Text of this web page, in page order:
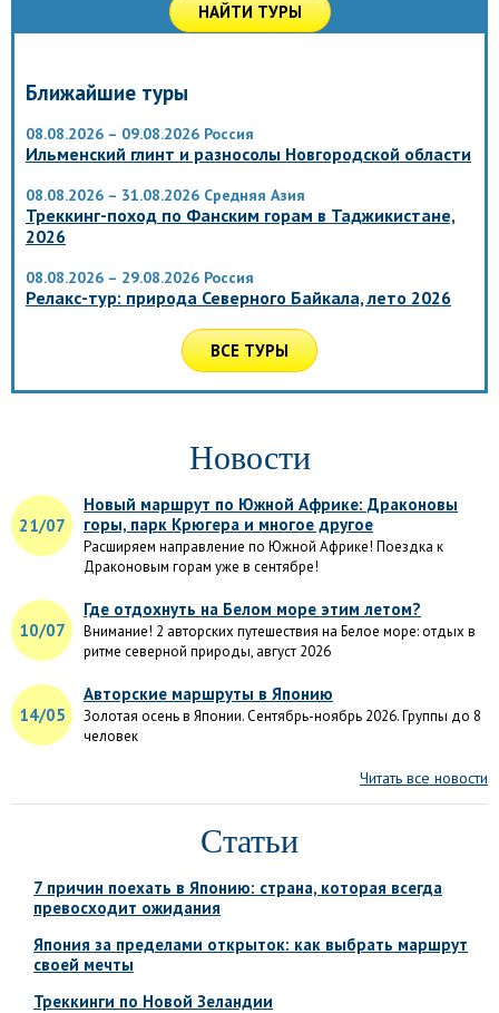
НАЙТИ ТУРЫ
Ближайшие туры
08.08.2026 – 09.08.2026 Россия
Ильменский глинт и разносолы Новгородской области
08.08.2026 – 31.08.2026 Средняя Азия
Треккинг-поход по Фанским горам в Таджикистане,
2026
08.08.2026 – 29.08.2026 Россия
Релакс-тур: природа Северного Байкала, лето 2026
ВСЕ ТУРЫ
Новости
21/07
Новый маршрут по Южной Африке: Драконовы
горы, парк Крюгера и многое другое
Расширяем направление по Южной Африке! Поездка к
Драконовым горам уже в сентябре!
10/07
Где отдохнуть на Белом море этим летом?
Внимание! 2 авторских путешествия на Белое море: отдых в
ритме северной природы, август 2026
14/05
Авторские маршруты в Японию
Золотая осень в Японии. Сентябрь-ноябрь 2026. Группы до 8
человек
Читать все новости
Статьи
7 причин поехать в Японию: страна, которая всегда
превосходит ожидания
Япония за пределами открыток: как выбрать маршрут
своей мечты
Треккинги по Новой Зеландии